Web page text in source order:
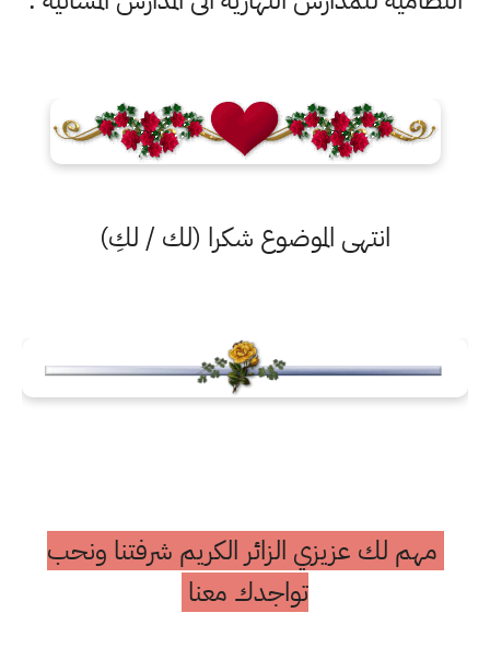
انتهى الموضوع شكرا (لك / لكِ)
مهم لك عزيزي الزائر الكريم شرفتنا ونحب
تواجدك معنا